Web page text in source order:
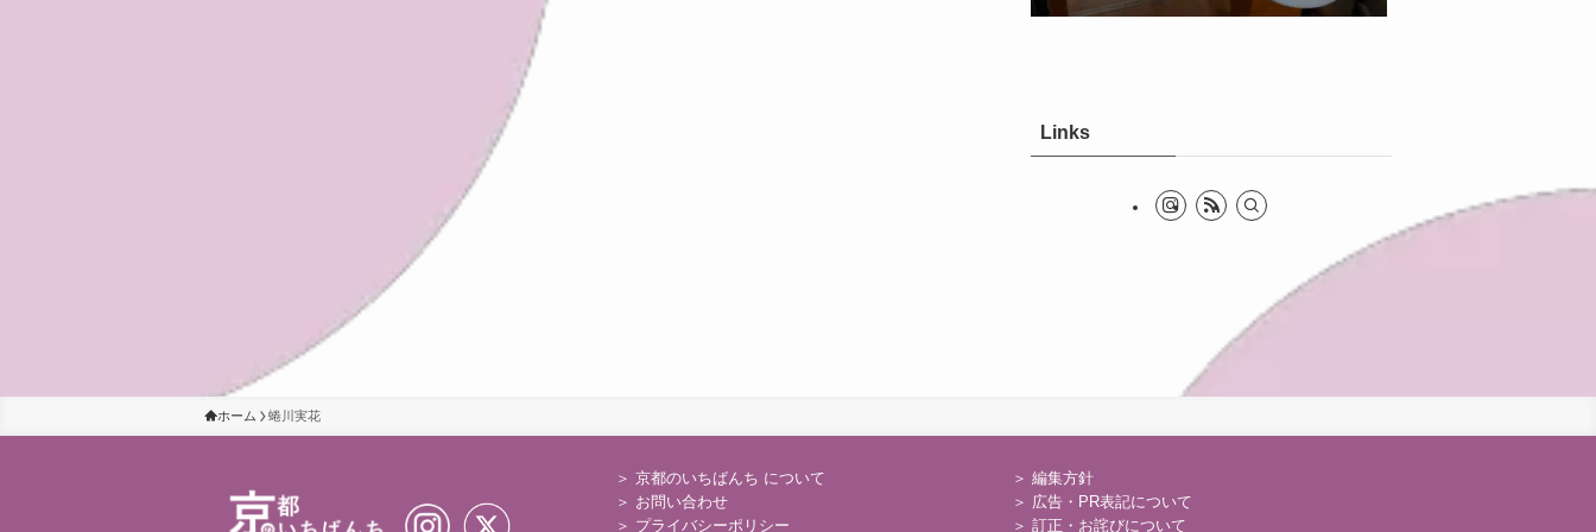
Links
ホーム 蜷川実花
＞ 京都のいちばんち について
＞ お問い合わせ
＞ プライバシーポリシー
＞ 編集方針
＞ 広告・PR表記について
＞ 訂正・お詫びについて